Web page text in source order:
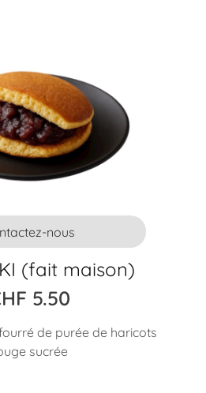
(fait maison)
5.50
de purée de haricots
sucrée
nous